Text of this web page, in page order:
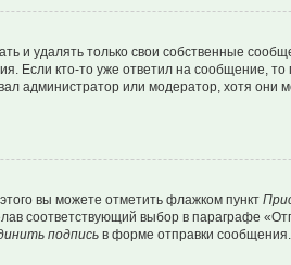
и удалять только свои собственные
Если кто-то уже ответил на сообщение,
администратор или модератор, хотя они
вы можете отметить флажком пункт
соответствующий выбор в параграфе
подпись в форме отправки сообщения.